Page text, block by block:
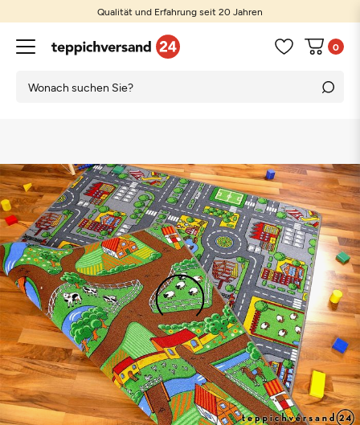
Qualität und Erfahrung seit 20 Jahren
0